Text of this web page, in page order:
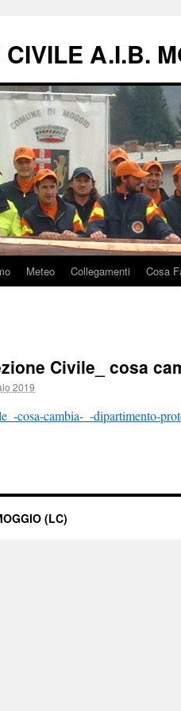
A.I.B.
Meteo Collegamenti Cosa
Civile_ cosa
2019
cosa-cambia-_-dipartimento-
(LC)